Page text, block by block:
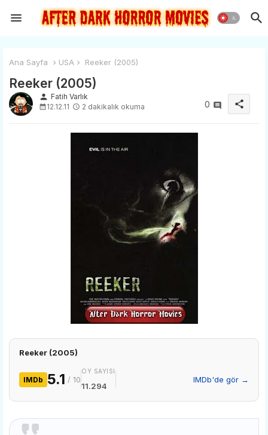
Ana Sayfa USA Reeker (2005)
Reeker (2005)
person Fatih Varlık
12.12.11
2 dakikalık okuma 0 share
Reeker (2005)
IMDb 5.1 / 10
OY SAYISI
11.294
IMDb'de gör →